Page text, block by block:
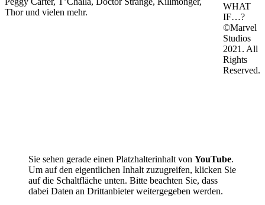
WHAT
IF…?
©Marvel
Studios
2021. All
Rights
Reserved.
Thor und vielen mehr.
Sie sehen gerade einen Platzhalterinhalt von YouTube.
Um auf den eigentlichen Inhalt zuzugreifen, klicken Sie
auf die Schaltfläche unten. Bitte beachten Sie, dass
dabei Daten an Drittanbieter weitergegeben werden.